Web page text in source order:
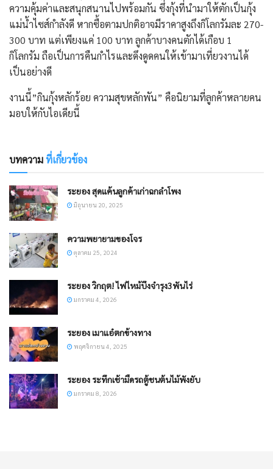
ความคุ้มค่าและสนุกสนานไปพร้อมกัน ซึ่งกุ้งที่นำมาให้ตักเป็นกุ้ง
แม่น้ำไซส์กำลังดี หากซื้อตามปกติอาจมีราคาสูงถึงกิโลกรัมละ 270-
300 บาท แต่เพียงแค่ 100 บาท ลูกค้าบางคนตักได้เกือบ 1
กิโลกรัม ถือเป็นการคืนกำไรและดึงดูดคนให้เข้ามาเที่ยวงานได้
เป็นอย่างดี
งานนี้”กินกุ้งหลักร้อย ความสุขหลักพัน” คือนิยามที่ลูกค้าหลายคน
มอบให้กับไอเดียนี้
บทความที่เกี่ยวข้อง
ระยอง สุดแค้นลูกค้าเก่าฉกลำโพง
มิถุนายน 20, 2025
ความพยายามของโจร
ตุลาคม 25, 2024
ระยอง วิกฤต! ไฟไหม้บึงจำรุง3พันไร่
มกราคม 4, 2026
ระยอง เมาแอ๋ตกข้างทาง
พฤศจิกายน 4, 2025
ระยอง ระทึกเช้ามืดรถตู้ชนต้นไม้พังยับ
มกราคม 8, 2026